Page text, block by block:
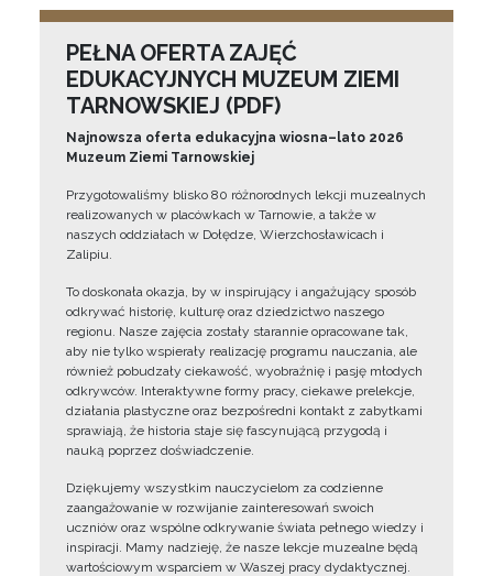
PEŁNA OFERTA ZAJĘĆ
EDUKACYJNYCH MUZEUM ZIEMI
TARNOWSKIEJ (PDF)
Najnowsza oferta edukacyjna wiosna–lato 2026
Muzeum Ziemi Tarnowskiej
Przygotowaliśmy blisko 80 różnorodnych lekcji muzealnych
realizowanych w placówkach w Tarnowie, a także w
naszych oddziałach w Dołędze, Wierzchosławicach i
Zalipiu.
To doskonała okazja, by w inspirujący i angażujący sposób
odkrywać historię, kulturę oraz dziedzictwo naszego
regionu. Nasze zajęcia zostały starannie opracowane tak,
aby nie tylko wspierały realizację programu nauczania, ale
również pobudzały ciekawość, wyobraźnię i pasję młodych
odkrywców. Interaktywne formy pracy, ciekawe prelekcje,
działania plastyczne oraz bezpośredni kontakt z zabytkami
sprawiają, że historia staje się fascynującą przygodą i
nauką poprzez doświadczenie.
Dziękujemy wszystkim nauczycielom za codzienne
zaangażowanie w rozwijanie zainteresowań swoich
uczniów oraz wspólne odkrywanie świata pełnego wiedzy i
inspiracji. Mamy nadzieję, że nasze lekcje muzealne będą
wartościowym wsparciem w Waszej pracy dydaktycznej.